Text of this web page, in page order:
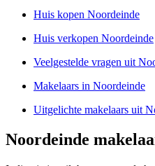
Huis kopen Noordeinde
Huis verkopen Noordeinde
Veelgestelde vragen uit
Makelaars in Noordeinde
Uitgelichte makelaars uit
Noordeinde